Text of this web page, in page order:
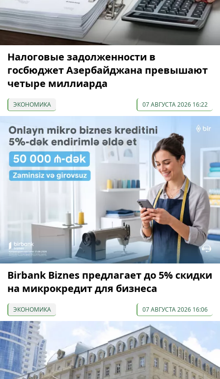
Налоговые задолженности в
госбюджет Азербайджана превышают
четыре миллиарда
ЭКОНОМИКА 07 АВГУСТА 2026 16:22
Birbank Biznes предлагает до 5% скидки
на микрокредит для бизнеса
ЭКОНОМИКА 07 АВГУСТА 2026 16:06